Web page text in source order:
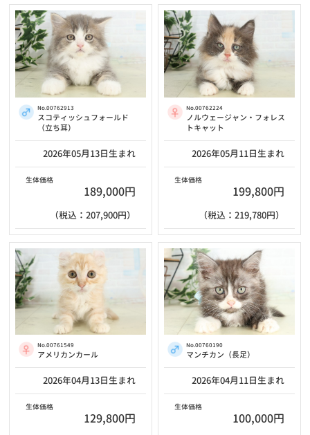
No.00762913
スコティッシュフォールド
（立ち耳）
2026年05月13日生まれ
生体価格
189,000円
（税込：207,900円）
No.00762224
ノルウェージャン・フォレス
トキャット
2026年05月11日生まれ
生体価格
199,800円
（税込：219,780円）
No.00761549
アメリカンカール
2026年04月13日生まれ
生体価格
129,800円
No.00760190
マンチカン（長足）
2026年04月11日生まれ
生体価格
100,000円